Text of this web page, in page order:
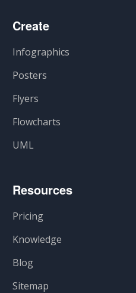
Create
Infographics
Posters
Flyers
Flowcharts
UML
Resources
Pricing
Knowledge
Blog
Sitemap